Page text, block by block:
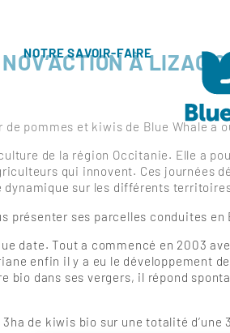
NOTRE SAVOIR-FAIREÀ LIZAC
pommes et kiwis de Blue Whale a
de la région Occitanie. Elle a
qui innovent. Ces
dynamique sur les différents
présenter ses parcelles conduites
date. Tout a commencé en 2003
enfin il y a eu le
bio dans ses vergers, il répond
de kiwis bio sur une totalité